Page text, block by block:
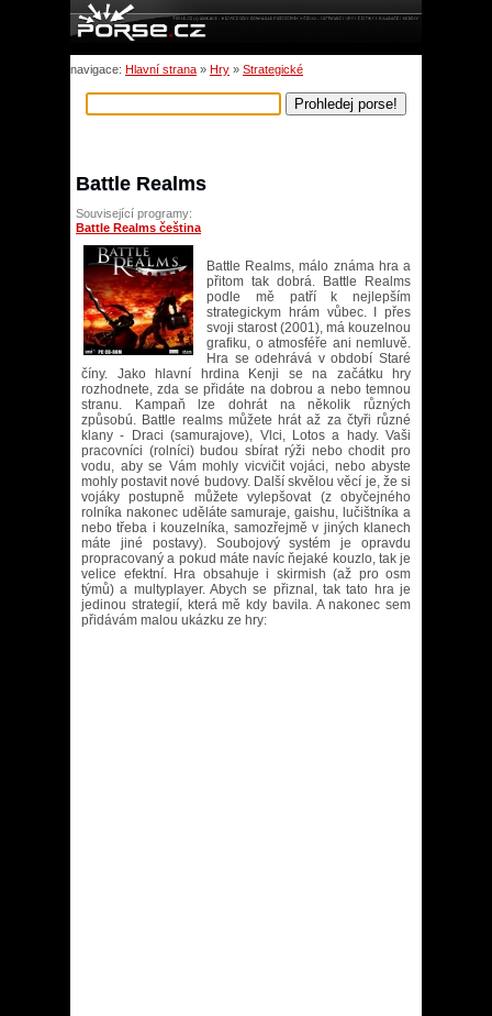
navigace: Hlavní strana » Hry » Strategické
Battle Realms
Související programy:
Battle Realms čeština
Battle Realms, málo známa hra a
přitom tak dobrá. Battle Realms
podle mě patří k nejlepším
strategickym hrám vůbec. I přes
svoji starost (2001), má kouzelnou
grafiku, o atmosféře ani nemluvě.
Hra se odehrává v období Staré
číny. Jako hlavní hrdina Kenji se na začátku hry
rozhodnete, zda se přidáte na dobrou a nebo temnou
stranu. Kampaň lze dohrát na několik různých
způsobú. Battle realms můžete hrát až za čtyři různé
klany - Draci (samurajove), Vlci, Lotos a hady. Vaši
pracovníci (rolníci) budou sbírat rýži nebo chodit pro
vodu, aby se Vám mohly vicvičit vojáci, nebo abyste
mohly postavit nové budovy. Další skvělou věcí je, že si
vojáky postupně můžete vylepšovat (z obyčejného
rolníka nakonec uděláte samuraje, gaishu, lučištníka a
nebo třeba i kouzelníka, samozřejmě v jiných klanech
máte jiné postavy). Soubojový systém je opravdu
propracovaný a pokud máte navíc ňejaké kouzlo, tak je
velice efektní. Hra obsahuje i skirmish (až pro osm
týmů) a multyplayer. Abych se přiznal, tak tato hra je
jedinou strategií, která mě kdy bavila. A nakonec sem
přidávám malou ukázku ze hry: